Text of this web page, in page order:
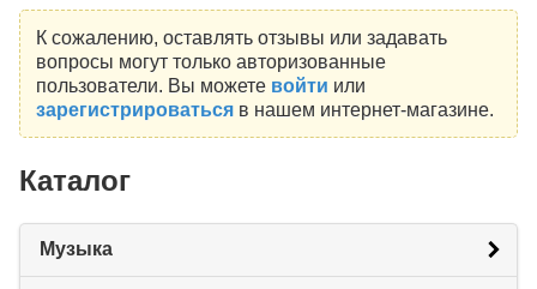
К сожалению, оставлять отзывы или задавать
вопросы могут только авторизованные
пользователи. Вы можете войти или
зарегистрироватьсяв нашем интернет-магазине.
Каталог
Музыка